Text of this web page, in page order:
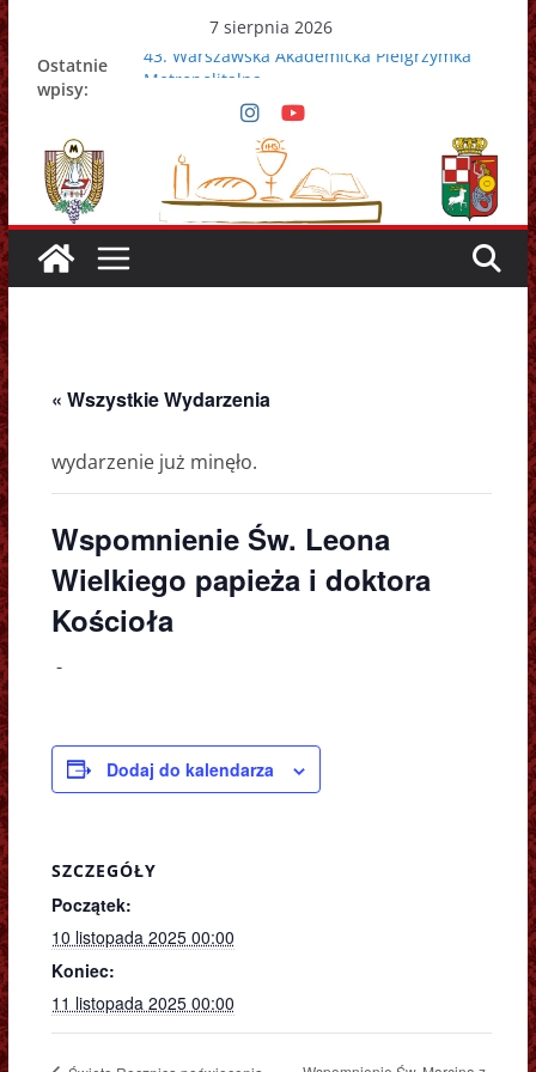
Przejdź
do
treści
7 sierpnia 2026
Ostatnie
wpisy:
43. Warszawska Akademicka Pielgrzymka
Metropolitalna
Nowy Papież – Leon XIV
Zmarł papież Franciszek
Adrian Galbas nowym metropolitą
warszawskim
Zmarł ks. prałat Kazimierz Apel
« Wszystkie Wydarzenia
wydarzenie już minęło.
Wspomnienie Św. Leona
Wielkiego papieża i doktora
Kościoła
-
Dodaj do kalendarza
SZCZEGÓŁY
Początek:
10 listopada 2025 00:00
Koniec:
11 listopada 2025 00:00